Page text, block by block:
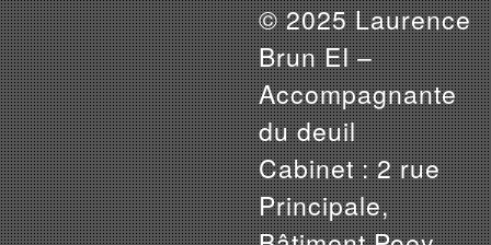
© 2025 Laurence
Brun EI –
Accompagnante
du deuil
Cabinet : 2 rue
Principale,